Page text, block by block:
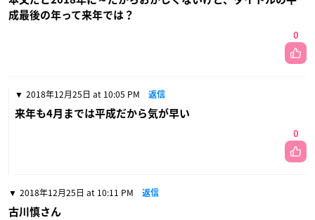
成最後の年って来年では？
0
2018年12月25日 at 10:05 PM 返信
来年も4月までは平成だから気が早い
0
2018年12月25日 at 10:11 PM 返信
古川慎さん